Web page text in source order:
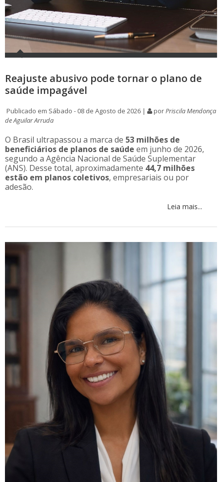
Reajuste abusivo pode tornar o plano de
saúde impagável
Publicado em Sábado - 08 de Agosto de 2026 | porPriscila Mendonça
de Aguilar Arruda
O Brasil ultrapassou a marca de 53 milhões de
beneficiários de planos de saúde em junho de 2026,
segundo a Agência Nacional de Saúde Suplementar
(ANS). Desse total, aproximadamente 44,7 milhões
estão em planos coletivos, empresariais ou por
adesão.
Leia mais...